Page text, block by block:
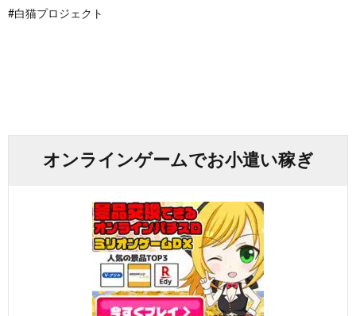
#白猫プロジェクト
オンラインゲームでお小遣い稼ぎ